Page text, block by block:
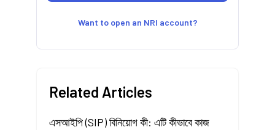
Want to open an NRI account?
Related Articles
এসআইপি (SIP) বিনিয়োগ কী: এটি কীভাবে কাজ